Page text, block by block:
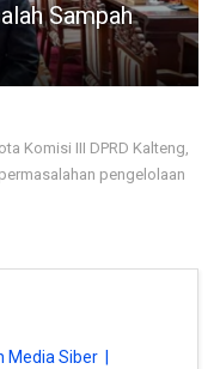
Sampah
Komisi III DPRD Kalteng,
pengelolaan
Media Siber |